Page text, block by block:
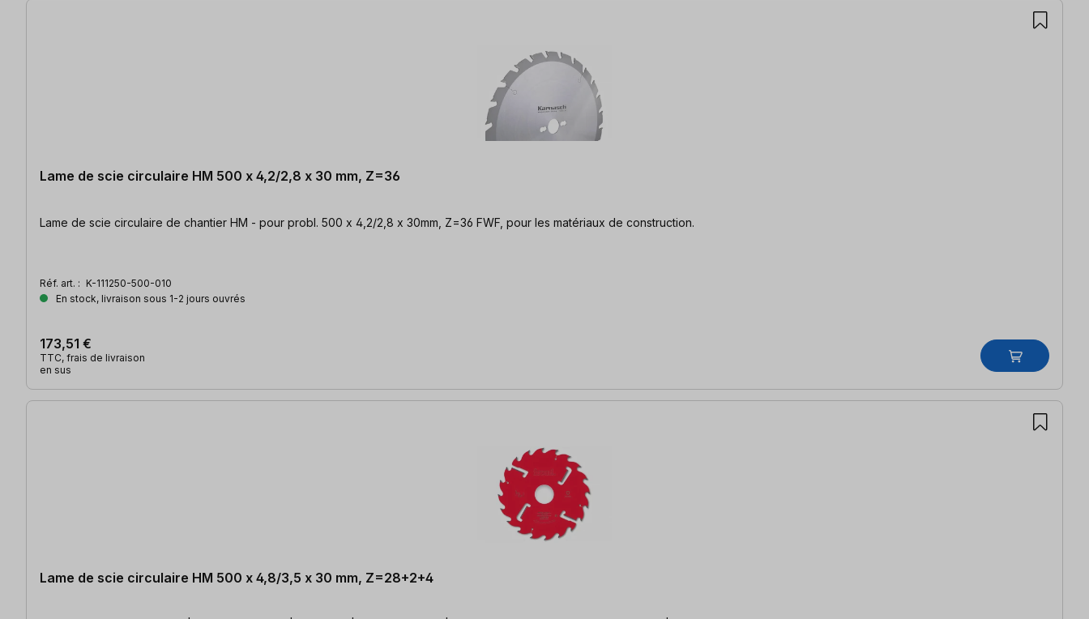
Lame de scie circulaire HM 500 x 4,2/2,8 x 30 mm, Z=36
Lame de scie circulaire de chantier HM - pour probl. 500 x 4,2/2,8 x 30mm, Z=36 FWF, pour les matériaux de construction.
Réf. art. : K-111250-500-010
En stock, livraison sous 1-2 jours ouvrés
173,51 €
TTC, frais de livraison
en sus
Lame de scie circulaire HM 500 x 4,8/3,5 x 30 mm, Z=28+2+4